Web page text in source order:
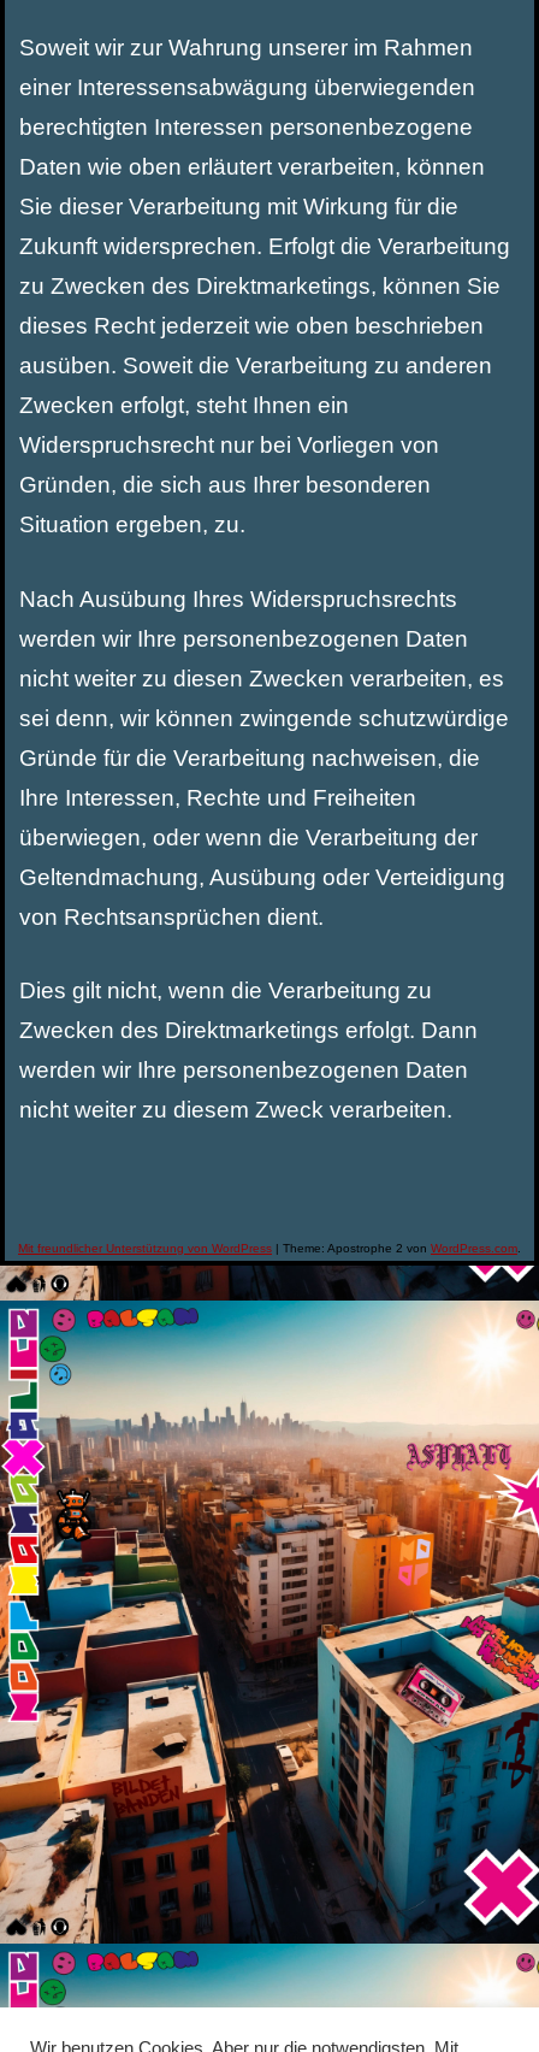
Soweit wir zur Wahrung unserer im Rahmen
einer Interessensabwägung überwiegenden
berechtigten Interessen personenbezogene
Daten wie oben erläutert verarbeiten, können
Sie dieser Verarbeitung mit Wirkung für die
Zukunft widersprechen. Erfolgt die Verarbeitung
zu Zwecken des Direktmarketings, können Sie
dieses Recht jederzeit wie oben beschrieben
ausüben. Soweit die Verarbeitung zu anderen
Zwecken erfolgt, steht Ihnen ein
Widerspruchsrecht nur bei Vorliegen von
Gründen, die sich aus Ihrer besonderen
Situation ergeben, zu.
Nach Ausübung Ihres Widerspruchsrechts
werden wir Ihre personenbezogenen Daten
nicht weiter zu diesen Zwecken verarbeiten, es
sei denn, wir können zwingende schutzwürdige
Gründe für die Verarbeitung nachweisen, die
Ihre Interessen, Rechte und Freiheiten
überwiegen, oder wenn die Verarbeitung der
Geltendmachung, Ausübung oder Verteidigung
von Rechtsansprüchen dient.
Dies gilt nicht, wenn die Verarbeitung zu
Zwecken des Direktmarketings erfolgt. Dann
werden wir Ihre personenbezogenen Daten
nicht weiter zu diesem Zweck verarbeiten.
Mit freundlicher Unterstützung von WordPress | Theme: Apostrophe 2 von WordPress.com